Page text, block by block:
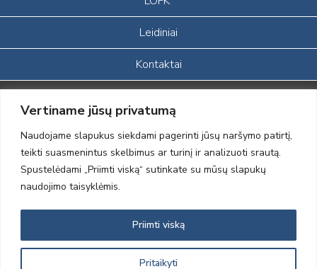
Vertiname jūsų privatumą
Naudojame slapukus siekdami pagerinti jūsų naršymo patirtį,
teikti suasmenintus skelbimus ar turinį ir analizuoti srautą.
Spustelėdami „Priimti viską“ sutinkate su mūsų slapukų
naudojimo taisyklėmis.
Pritaikyti
Priimti viską
Leidiniai
Kontaktai
Portalas sukurtas įgyvendinant Lietuvos Respublikos, Europos
ekonominės erdvės ir Norvegijos finansinių mechanizmų iš dalies
finansuojamą paprojektį
„LOD visuomeninės /gamtosauginės veiklos sustiprinimas ir įvaizdžio
formavimas įtraukiant visuomenę į aplinkosauginių tyrimų veiklą“
(paprojekčio
įgyvendinimo sutarties numeris 2004-LT0008-NVO-1EEE/NOR-02-
2012 © Lietuvos Ornitologų Draugija © 2014, Visos teisės saugomos